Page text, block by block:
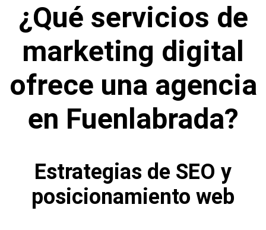
¿Qué servicios de
marketing digital
ofrece una agencia
en Fuenlabrada?
Estrategias de SEO y
posicionamiento web